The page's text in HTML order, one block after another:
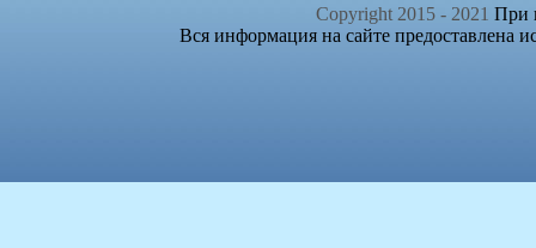
Copyright 2015 - 2021 При
Вся информация на сайте предоставлена